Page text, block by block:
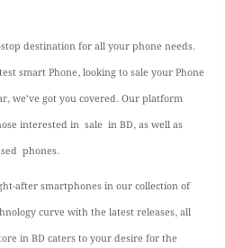
destination for all your phone needs.
smart Phone, looking to sale your Phone
we’ve got you covered. Our platform
interested in sale in BD, as well as
phones.
after smartphones in our collection of
curve with the latest releases, all
in BD caters to your desire for the